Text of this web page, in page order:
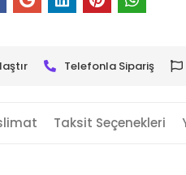
Telefonla Sipariş
Taksit Seçenekleri